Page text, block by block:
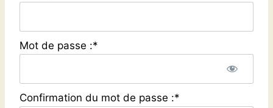
Mot de passe :*
Confirmation du mot de passe :*